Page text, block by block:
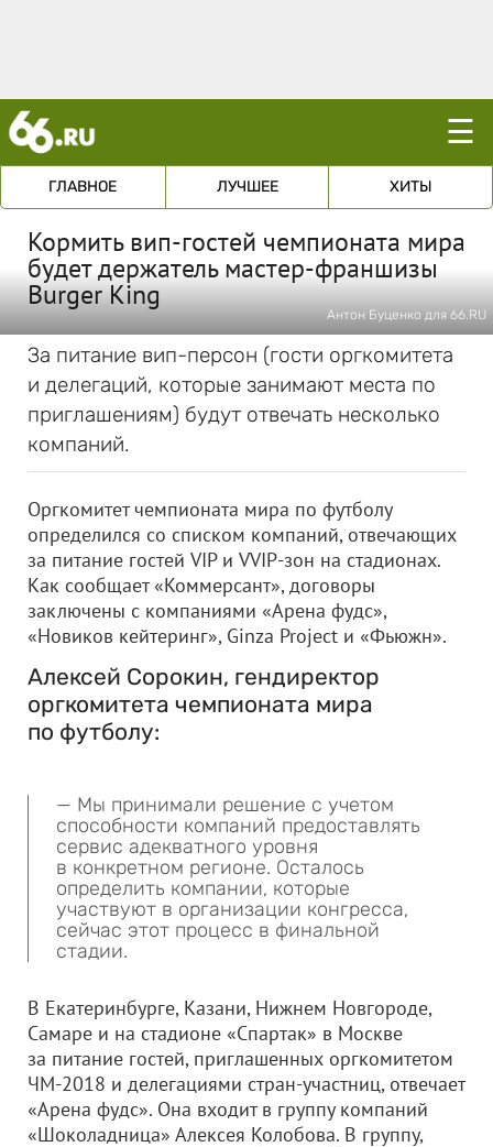
☰
ГЛАВНОЕ ЛУЧШЕЕ ХИТЫ
Кормить вип-гостей чемпионата мира
будет держатель мастер-франшизы
Burger King
Антон Буценко для 66.RU
За питание вип-персон (гости оргкомитета
и делегаций, которые занимают места по
приглашениям) будут отвечать несколько
компаний.
Оргкомитет чемпионата мира по футболу
определился со списком компаний, отвечающих
за питание гостей VIP и VVIP-зон на стадионах.
Как сообщает «Коммерсант», договоры
заключены с компаниями «Арена фудс»,
«Новиков кейтеринг», Ginza Project и «Фьюжн».
Алексей Сорокин, гендиректор
оргкомитета чемпионата мира
по футболу:
— Мы принимали решение с учетом
способности компаний предоставлять
сервис адекватного уровня
в конкретном регионе. Осталось
определить компании, которые
участвуют в организации конгресса,
сейчас этот процесс в финальной
стадии.
В Екатеринбурге, Казани, Нижнем Новгороде,
Самаре и на стадионе «Спартак» в Москве
за питание гостей, приглашенных оргкомитетом
ЧМ-2018 и делегациями стран-участниц, отвечает
«Арена фудс». Она входит в группу компаний
«Шоколадница» Алексея Колобова. В группу,